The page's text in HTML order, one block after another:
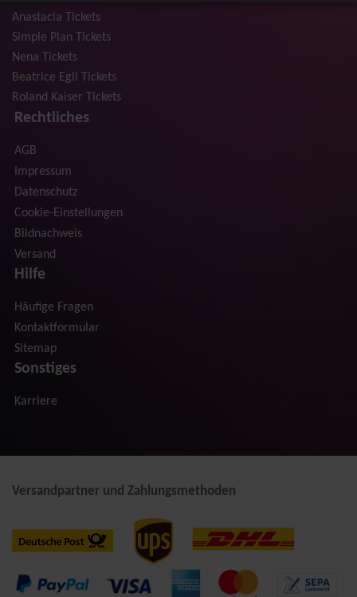
Anastacia Tickets
Simple Plan Tickets
Nena Tickets
Beatrice Egli Tickets
Roland Kaiser Tickets
Rechtliches
AGB
Impressum
Datenschutz
Cookie-Einstellungen
Bildnachweis
Versand
Hilfe
Häufige Fragen
Kontaktformular
Sitemap
Sonstiges
Karriere
Versandpartner und Zahlungsmethoden